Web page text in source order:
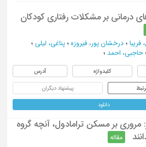
درمانی بر مشکلات رفتاری کودکان
؛ درخشان پور، فیروزه ؛ پناغی، لیلی ؛
حاجبی، احمد ؛
کلیدواژه آدرس
پیشنهاد دیگران
دانلود
مروری بر مسکن ترامادول، آنچه گروه
مقاله